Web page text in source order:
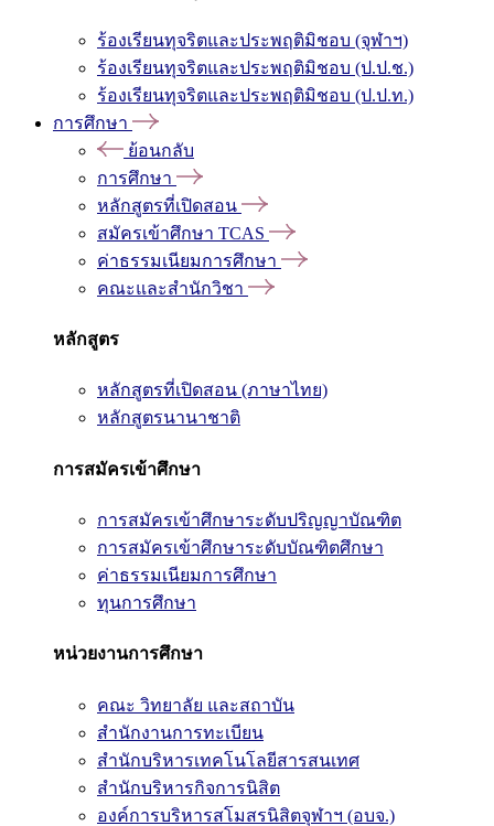
ร้องเรียนทุจริตและประพฤติมิชอบ (จุฬาฯ)
ร้องเรียนทุจริตและประพฤติมิชอบ (ป.ป.ช.)
ร้องเรียนทุจริตและประพฤติมิชอบ (ป.ป.ท.)
การศึกษา
ย้อนกลับ
การศึกษา
หลักสูตรที่เปิดสอน
สมัครเข้าศึกษา TCAS
ค่าธรรมเนียมการศึกษา
คณะและสำนักวิชา
หลักสูตร
หลักสูตรที่เปิดสอน (ภาษาไทย)
หลักสูตรนานาชาติ
การสมัครเข้าศึกษา
การสมัครเข้าศึกษาระดับปริญญาบัณฑิต
การสมัครเข้าศึกษาระดับบัณฑิตศึกษา
ค่าธรรมเนียมการศึกษา
ทุนการศึกษา
หน่วยงานการศึกษา
คณะ วิทยาลัย และสถาบัน
สำนักงานการทะเบียน
สำนักบริหารเทคโนโลยีสารสนเทศ
สำนักบริหารกิจการนิสิต
องค์การบริหารสโมสรนิสิตจุฬาฯ (อบจ.)